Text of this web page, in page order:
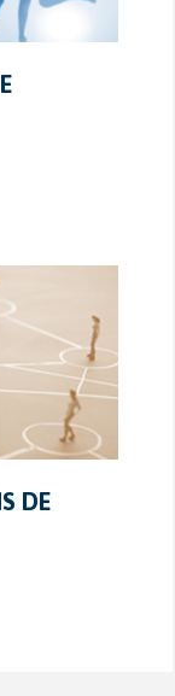
DE